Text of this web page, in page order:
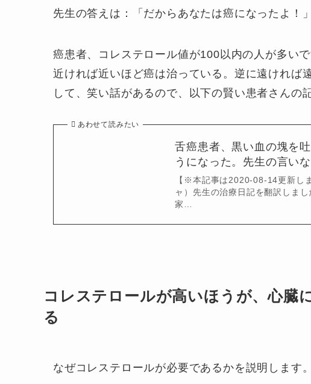
先生の答えは：「だからあなたは癌になったよ！」
癌患者、コレステロール値が100以内の人が多い
近ければ近いほど癌は治っている。逆に遠ければ
して、笑い話があるので、以下の賢い患者さんの
あわせて読みたい
舌癌患者、黒い血の塊を
うになった。先生の言い
【※本記事は2020-08-14更新し
ャ）先生の治療日記を翻訳しま
家…
コレステロールが高いほうが、心臓
る
なぜコレステロールが必要であるかを説明します。